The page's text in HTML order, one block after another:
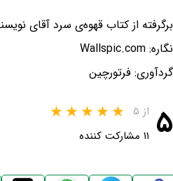
برگرفته از کتاب قهوه‌ی سرد آقای
نگاره: Wallspic.com
گردآوری: فرتورچین
۵ از ۵
۱۱ مشارکت کننده